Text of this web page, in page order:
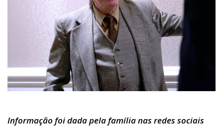
Informação foi dada pela família nas redes sociais